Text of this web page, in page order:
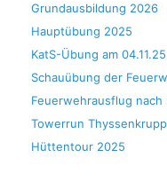
Grundausbildung 2026
Hauptübung 2025
KatS-Übung am 04.11.25
Schauübung der
Feuerwehrausflug nach
Towerrun
Hüttentour 2025